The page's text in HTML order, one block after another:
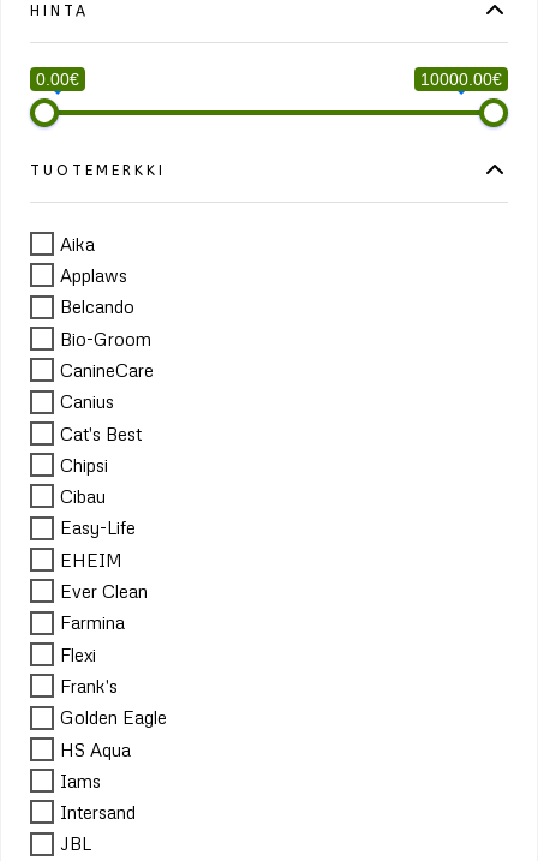
HINTA
0.00€ 10000.00€
TUOTEMERKKI
Aika
Applaws
Belcando
Bio-Groom
CanineCare
Canius
Cat's Best
Chipsi
Cibau
Easy-Life
EHEIM
Ever Clean
Farmina
Flexi
Frank's
Golden Eagle
HS Aqua
Iams
Intersand
JBL